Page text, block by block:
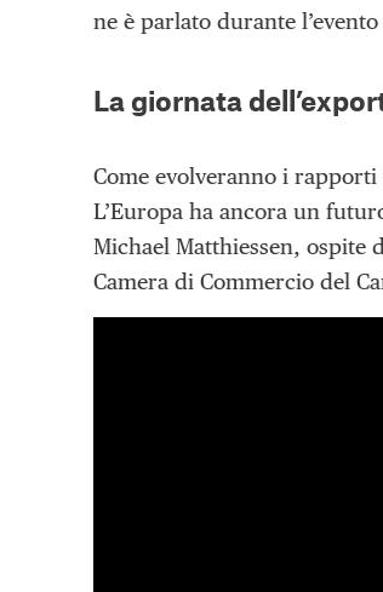
ne è parlato durante
La giornata
Come evolveranno i rapporti
L’Europa ha ancora un
Michael Matthiessen, ospite
Camera di Commercio del